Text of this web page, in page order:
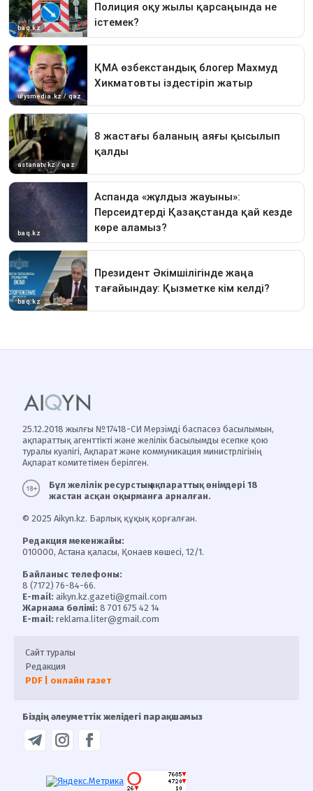
25.12.2018 жылғы №17418-СИ Мерзімді баспасөз басылымын,
ақпараттық агенттікті және желілік басылымды есепке қою
туралы куәлігі, Ақпарат және коммуникация министрлігінің
Ақпарат комитетімен берілген.
Бұл желілік ресурстың ақпараттық өнімдері 18
жастан асқан оқырманға арналған.
© 2025 Aikyn.kz. Барлық құқық қорғалған.
Редакция мекенжайы:
010000, Астана қаласы, Қонаев көшесі, 12/1.
Байланыс телефоны:
8 (7172) 76-84-66.
E-mail: aikyn.kz.gazeti@gmail.com
Жарнама бөлімі: 8 701 675 42 14
E-mail: reklama.liter@gmail.com
Сайт туралы
Редакция
PDF | онлайн газет
Біздің әлеуметтік желідегі парақшамыз